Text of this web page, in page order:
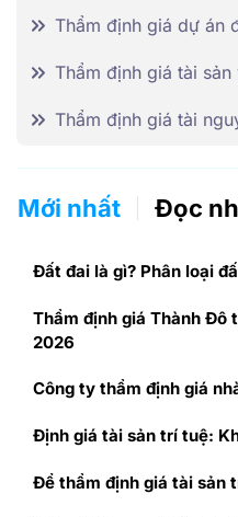
Thẩm định giá dự án
Thẩm định giá tài sản
Thẩm định giá tài
Mới nhất Đọc
Đất đai là gì? Phân loại
Thẩm định giá Thành Đô
2026
Công ty thẩm định giá
Định giá tài sản trí tuệ:
Để thẩm định giá tài sản